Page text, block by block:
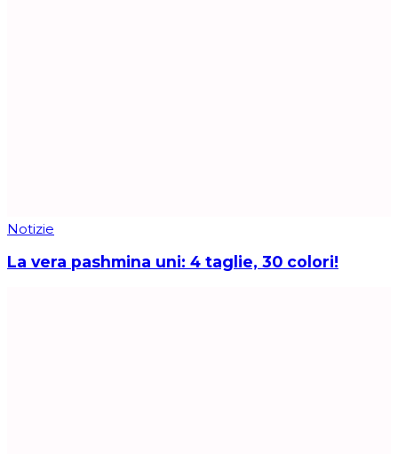
Notizie
La vera pashmina uni: 4 taglie, 30 colori!